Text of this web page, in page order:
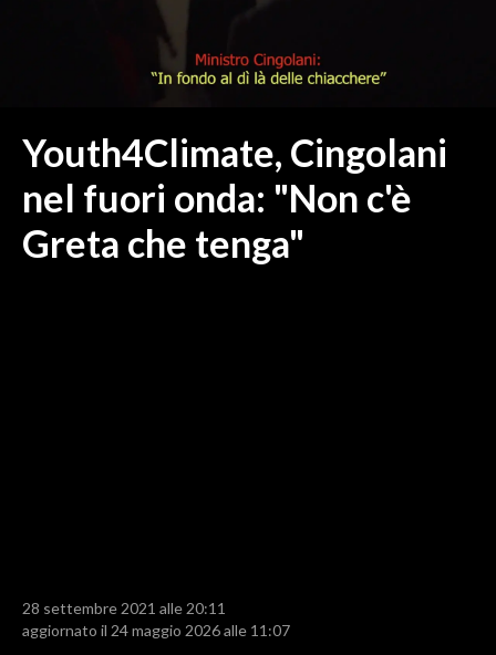
ITALIA
MONDO
RISULTATI E CLASSIFICHE
Youth4Climate, Cingolani
nel fuori onda: "Non c'è
Greta che tenga"
28 settembre 2021 alle 20:11
aggiornato il 24 maggio 2026 alle 11:07